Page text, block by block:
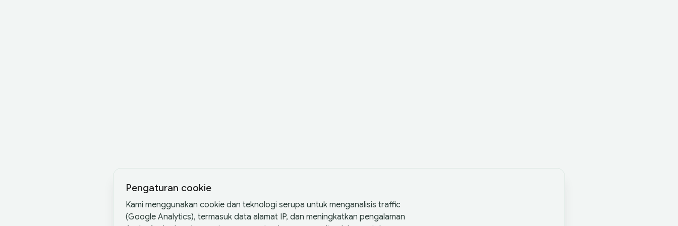
Pengaturan cookie
Kami menggunakan cookie dan teknologi serupa untuk menganalisis traffic
(Google Analytics), termasuk data alamat IP, dan meningkatkan pengalaman